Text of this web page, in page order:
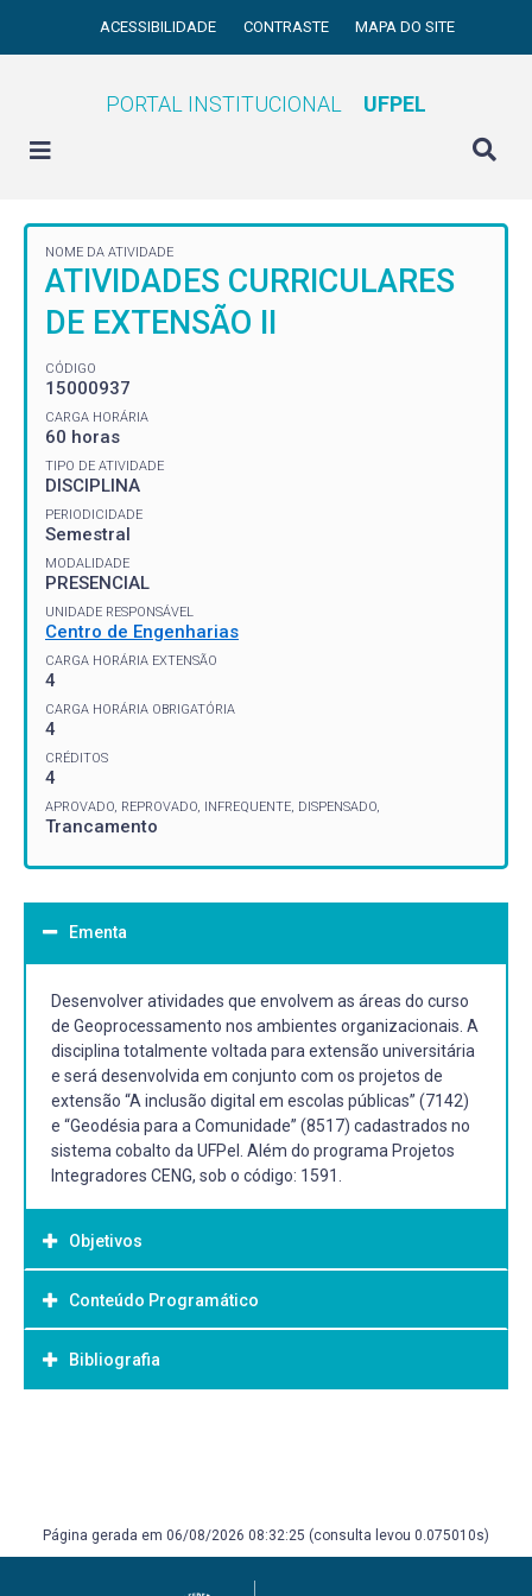
ACESSIBILIDADE CONTRASTE MAPA DO SITE
PORTAL INSTITUCIONAL UFPEL
NOME DA ATIVIDADE
ATIVIDADES CURRICULARES
DE EXTENSÃO II
CÓDIGO
15000937
CARGA HORÁRIA
60 horas
TIPO DE ATIVIDADE
DISCIPLINA
PERIODICIDADE
Semestral
MODALIDADE
PRESENCIAL
UNIDADE RESPONSÁVEL
Centro de Engenharias
CARGA HORÁRIA EXTENSÃO
4
CARGA HORÁRIA OBRIGATÓRIA
4
CRÉDITOS
4
APROVADO, REPROVADO, INFREQUENTE, DISPENSADO,
Trancamento
Ementa
Desenvolver atividades que envolvem as áreas do curso
de Geoprocessamento nos ambientes organizacionais. A
disciplina totalmente voltada para extensão universitária
e será desenvolvida em conjunto com os projetos de
extensão “A inclusão digital em escolas públicas” (7142)
e “Geodésia para a Comunidade” (8517) cadastrados no
sistema cobalto da UFPel. Além do programa Projetos
Integradores CENG, sob o código: 1591.
Objetivos
Objetivo Geral:
A componente curricular visa ampliar a formação cidadã
dos alunos motivando a participação em ações voltadas
extensão do curso de Geoprocessamento.
Conteúdo Programático
Bibliografia
MACIEL, Alderlândia da Silva. A universidade e o princípio
utopia ou realidade?. Rio Branco: Edufac, 2018. 181 p.
Página gerada em 06/08/2026 08:32:25 (consulta levou 0.075010s)